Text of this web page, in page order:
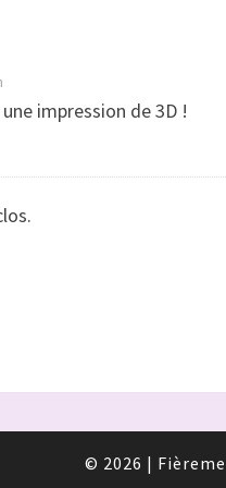
impression de 3D !
© 2026 |